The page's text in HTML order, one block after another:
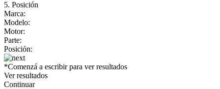
5. Posición
Marca:
Modelo:
Motor:
Parte:
Posición:
*Comenzá a escribir para ver resultados
Ver resultados
Continuar